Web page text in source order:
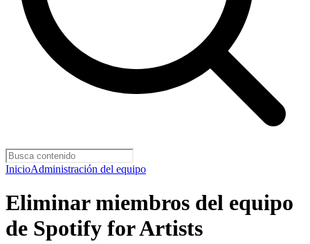
InicioAdministración del equipo
Eliminar miembros del equipo
de Spotify for Artists